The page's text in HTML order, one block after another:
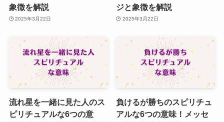
象徴を解説
2025年3月22日
ジと象徴を解説
2025年3月22日
流れ星を一緒に見た人のス
ピリチュアルな6つの意
負けるが勝ちのスピリチュ
アルな6つの意味！メッセ